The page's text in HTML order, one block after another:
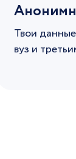
Твои
вуз и